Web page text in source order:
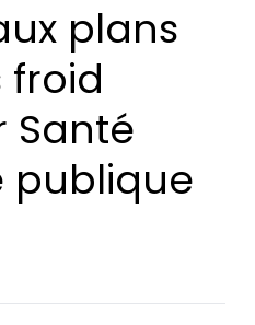
plans
Santé
publique